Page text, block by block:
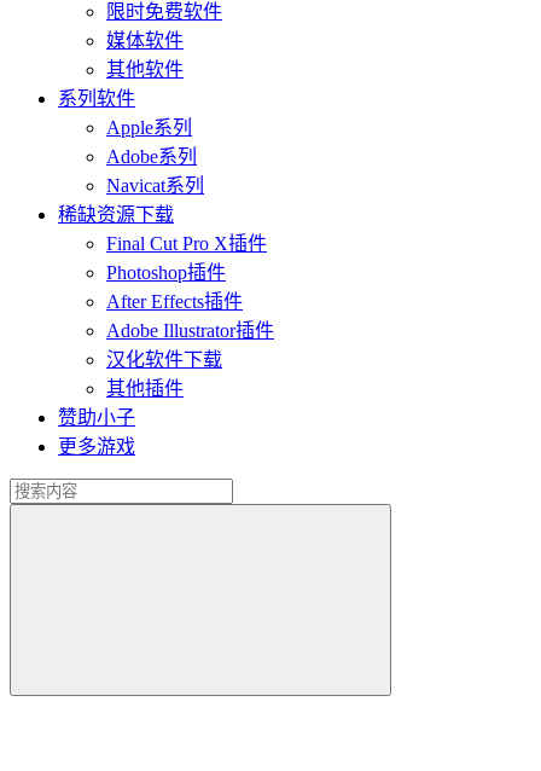
限时免费软件
媒体软件
其他软件
系列软件
Apple系列
Adobe系列
Navicat系列
稀缺资源下载
Final Cut Pro X插件
Photoshop插件
After Effects插件
Adobe Illustrator插件
汉化软件下载
其他插件
赞助小子
更多游戏